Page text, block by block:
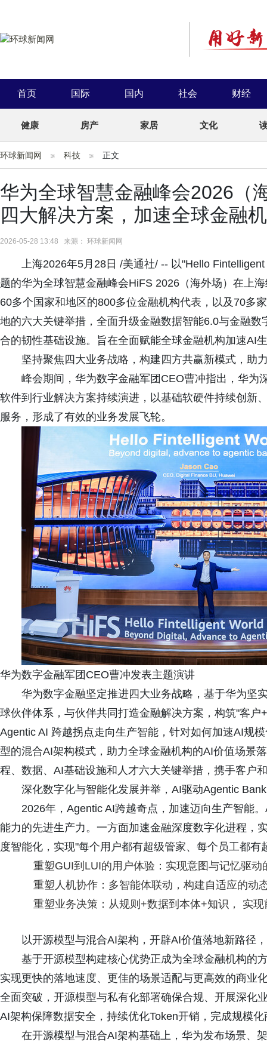
首页 国际 国内 社会 财经
健康 房产 家居 文化
环球新闻网 科技 正文
华为全球智慧金融峰会2026（
四大解决方案，加速全球金融
2026-05-28 13:48 来源： 环球新闻网
上海2026年5月28日 /美通社/ -- 以"Hello
题的华为全球智慧金融峰会HiFS 2026（海外场）在上
60多个国家和地区的800多位金融机构代表，以及70多
地的六大关键举措，全面升级金融数据智能6.0与金融
合的韧性基础设施。旨在全面赋能全球金融机构加速AI
坚持聚焦四大业务战略，构建四方共赢新模式，助
峰会期间，华为数字金融军团CEO曹冲指出，华为
软件到行业解决方案持续演进，以基础软硬件持续创新
服务，形成了有效的业务发展飞轮。
华为数字金融军团CEO曹冲发表主题演讲
华为数字金融坚定推进四大业务战略，基于华为坚
球伙伴体系，与伙伴共同打造金融解决方案，构筑"客
Agentic AI 跨越拐点走向生产智能，针对如何加速AI规
型的混合AI架构模式，助力全球金融机构的AI价值场景
程、数据、AI基础设施和人才六大关键举措，携手客户
深化数字化与智能化发展并举，AI驱动Agentic
2026年，Agentic AI跨越奇点，加速迈向生产智能
能力的先进生产力。一方面加速金融深度数字化进程，
度智能化，实现"每个用户都有超级管家、每个员工都
重塑GUI到LUI的用户体验：实现意图与记忆驱动
重塑人机协作：多智能体联动，构建自适应的动
重塑业务决策：从规则+数据到本体+知识， 实
以开源模型与混合AI架构，开辟AI价值落地新路径
基于开源模型构建核心优势正成为全球金融机构的
实现更快的落地速度、更佳的场景适配与更高效的商业
全面突破，开源模型与私有化部署确保合规、开展深化
AI架构保障数据安全，持续优化Token开销，完成规模
在开源模型与混合AI架构基础上，华为发布场景、